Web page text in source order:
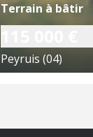
Terrain à bâtir
Peyruis (04)